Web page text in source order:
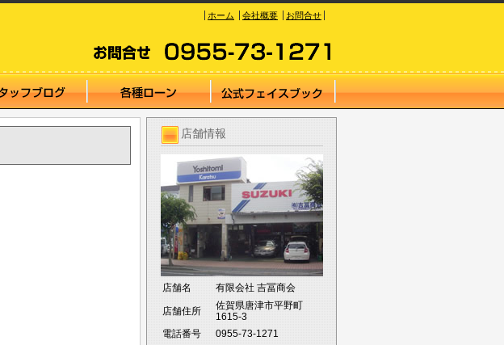
ホーム 会社概要 お問合せ
店舗情報
店舗名 有限会社 吉冨商会
店舗住所
佐賀県唐津市平野町
1615-3
電話番号
0955-73-1271